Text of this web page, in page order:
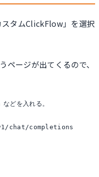
タムClickFlow」を選択
ページが出てくるので、
どを入れる。
chat/completions